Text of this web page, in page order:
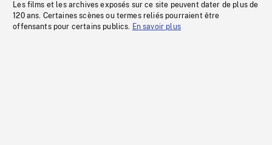
Les films et les archives exposés sur ce site peuvent dater de plus de
120 ans. Certaines scènes ou termes reliés pourraient être
offensants pour certains publics. En savoir plus